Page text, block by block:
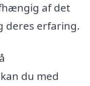
af det
deres erfaring.
du med